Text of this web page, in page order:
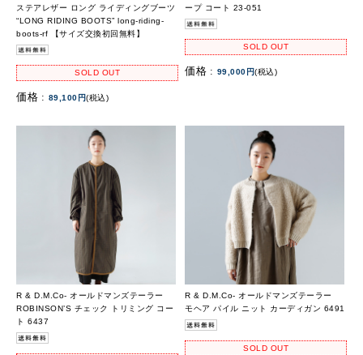
ステアレザー ロング ライディングブーツ
“LONG RIDING BOOTS” long-riding-
boots-rf 【サイズ交換初回無料】
SOLD OUT
価格 : 89,100円(税込)
ープ コート 23-051
SOLD OUT
価格 : 99,000円(税込)
R & D.M.Co- オールドマンズテーラー
ROBINSON’S チェック トリミング コー
ト 6437
R & D.M.Co- オールドマンズテーラー
モヘア パイル ニット カーディガン 6491
SOLD OUT